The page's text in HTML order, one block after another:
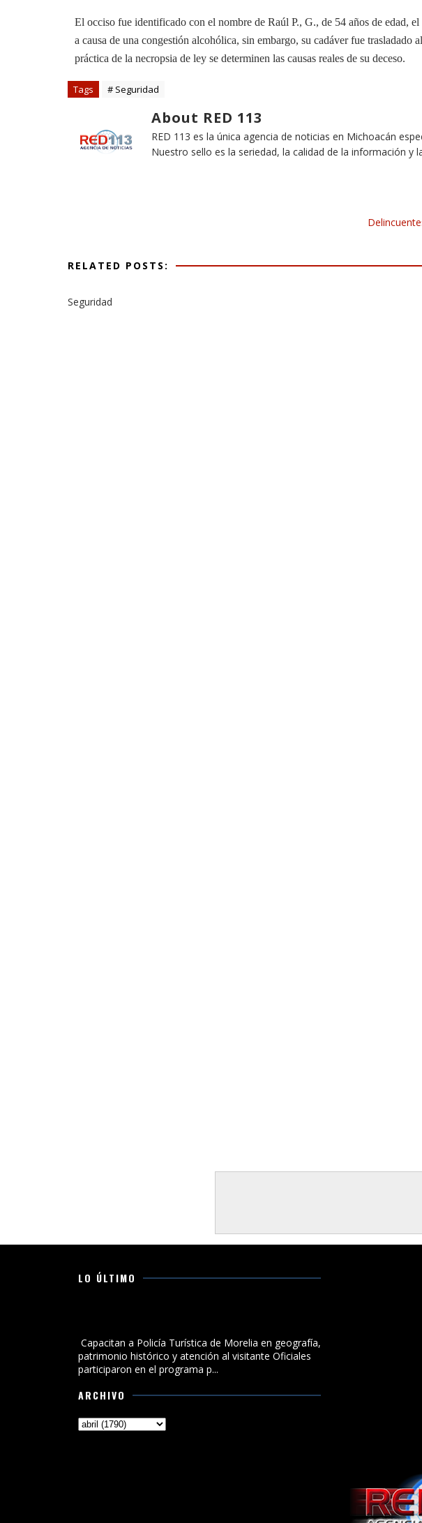
El occiso fue identificado con el nombre de Raúl P., G., de 54 años de edad,
a causa de una congestión alcohólica, sin embargo, su cadáver fue trasladado
práctica de la necropsia de ley se determinen las causas reales de su deceso.
Tags # Seguridad
About RED 113
RED 113 es la única agencia de noticias en Michoacán
Nuestro sello es la seriedad, la calidad de la información y
RELATED POSTS:
Seguridad
LO ÚLTIMO
Capacitan a Policía Turística de Morelia en geografía,
patrimonio histórico y atención al visitante Oficiales
participaron en el programa p...
ARCHIVO